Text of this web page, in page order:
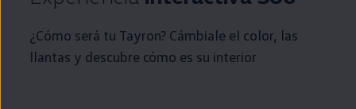
¿Cómo será tu Tayron? Cámbiale el color, las
llantas y descubre cómo es su interior